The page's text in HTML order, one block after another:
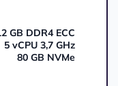
GB DDR4 ECC
5 vCPU 3,7 GHz
80 GB NVMe